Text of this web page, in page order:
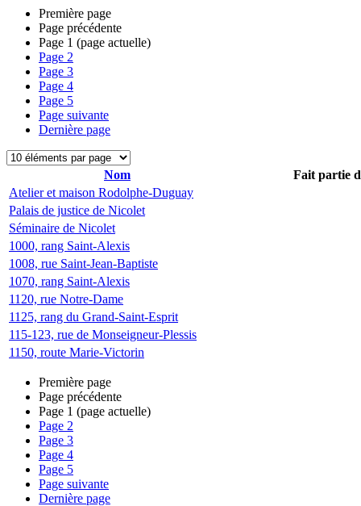
Première page
Page précédente
Page 1 (page actuelle)
Page 2
Page 3
Page 4
Page 5
Page suivante
Dernière page
Nom
Fait partie
Atelier et maison Rodolphe-Duguay
Palais de justice de Nicolet
Séminaire de Nicolet
1000, rang Saint-Alexis
1008, rue Saint-Jean-Baptiste
1070, rang Saint-Alexis
1120, rue Notre-Dame
1125, rang du Grand-Saint-Esprit
115-123, rue de Monseigneur-Plessis
1150, route Marie-Victorin
Première page
Page précédente
Page 1 (page actuelle)
Page 2
Page 3
Page 4
Page 5
Page suivante
Dernière page